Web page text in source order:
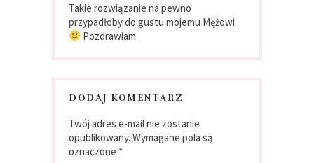
Takie rozwiązanie na pewno
przypadłoby do gustu mojemu Mężowi
Pozdrawiam
DODAJ KOMENTARZ
Twój adres e-mail nie zostanie
opublikowany. Wymagane pola są
oznaczone *